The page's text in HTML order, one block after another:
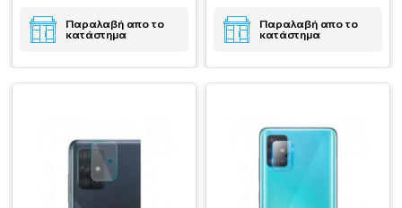
Παραλαβή απο το
κατάστημα
Παραλαβή απο το
κατάστημα